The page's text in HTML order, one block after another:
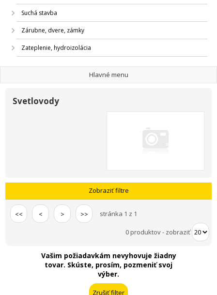
Suchá stavba
Zárubne, dvere, zámky
Zateplenie, hydroizolácia
Hlavné menu
Svetlovody
Zobraziť filtre
<< < > >> stránka 1 z 1
0 produktov- zobraziť
Vašim požiadavkám nevyhovuje žiadny
tovar. Skúste, prosím, pozmeniť svoj
výber.